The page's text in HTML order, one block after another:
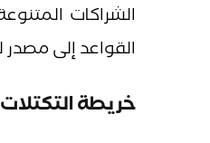
الشراكات
القواعد إلى مصدر
خريطة